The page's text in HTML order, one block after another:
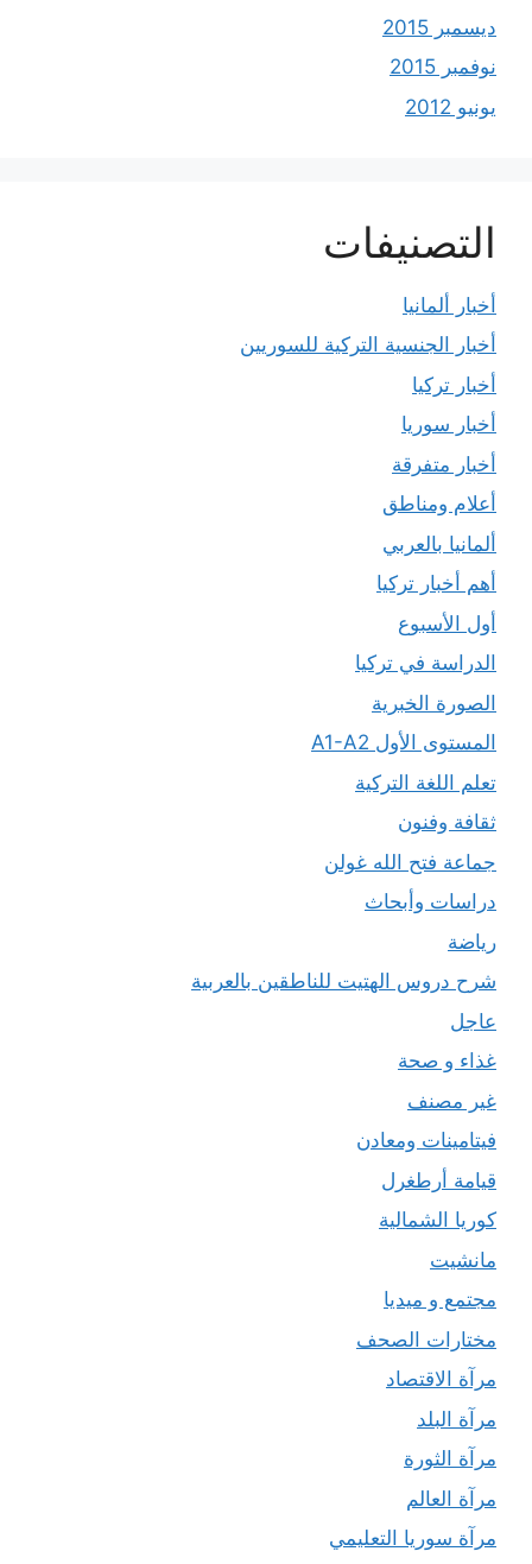
ديسمبر 2015
نوفمبر 2015
يونيو 2012
التصنيفات
أخبار ألمانيا
أخبار الجنسية التركية للسوريين
أخبار تركيا
أخبار سوريا
أخبار متفرقة
أعلام ومناطق
ألمانيا بالعربي
أهم أخبار تركيا
أول الأسبوع
الدراسة في تركيا
الصورة الخبرية
المستوى الأول A1-A2
تعلم اللغة التركية
ثقافة وفنون
جماعة فتح الله غولن
دراسات وأبحاث
رياضة
شرح دروس الهتيت للناطقين بالعربية
عاجل
غذاء و صحة
غير مصنف
فيتامينات ومعادن
قيامة أرطغرل
كوريا الشمالية
مانشيت
مجتمع و ميديا
مختارات الصحف
مرآة الاقتصاد
مرآة البلد
مرآة الثورة
مرآة العالم
مرآة سوريا التعليمي